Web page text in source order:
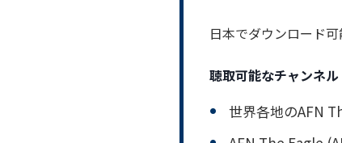
日本でダウンロード
聴取可能なチャンネル
世界各地のAFN